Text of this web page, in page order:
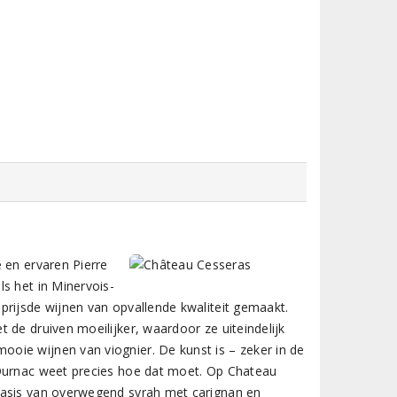
ervaren Pierre
het in Minervois-
wijnen van opvallende kwaliteit gemaakt.
de druiven moeilijker, waardoor ze uiteindelijk
wijnen van viognier. De kunst is – zeker in de
weet precies hoe dat moet. Op Chateau
van overwegend syrah met carignan en